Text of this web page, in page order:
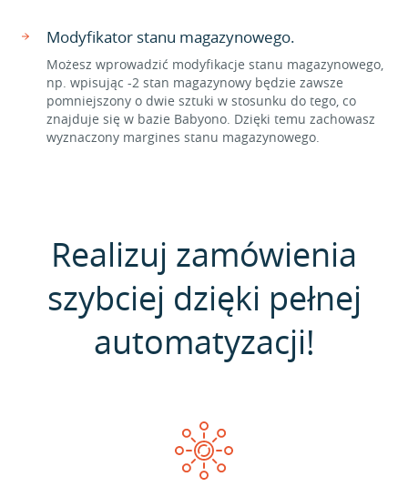
Modyfikator stanu magazynowego.
Możesz wprowadzić modyfikacje stanu magazynowego,
np. wpisując -2 stan magazynowy będzie zawsze
pomniejszony o dwie sztuki w stosunku do tego, co
znajduje się w bazie Babyono. Dzięki temu zachowasz
wyznaczony margines stanu magazynowego.
Realizuj zamówienia
szybciej dzięki pełnej
automatyzacji!